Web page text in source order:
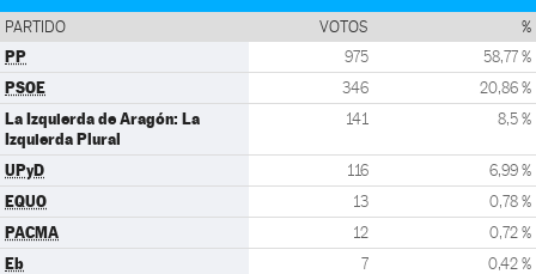
PARTIDO VOTOS %
PP 975 58,77 %
PSOE 346 20,86 %
La Izquierda de Aragón: La
Izquierda Plural
141 8,5 %
UPyD 116 6,99 %
EQUO 13 0,78 %
PACMA 12 0,72 %
Eb 7 0,42 %